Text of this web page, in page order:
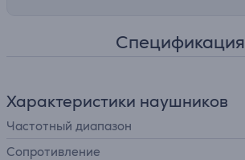
Спецификация
Характеристики наушников
Частотный диапазон
Сопротивление